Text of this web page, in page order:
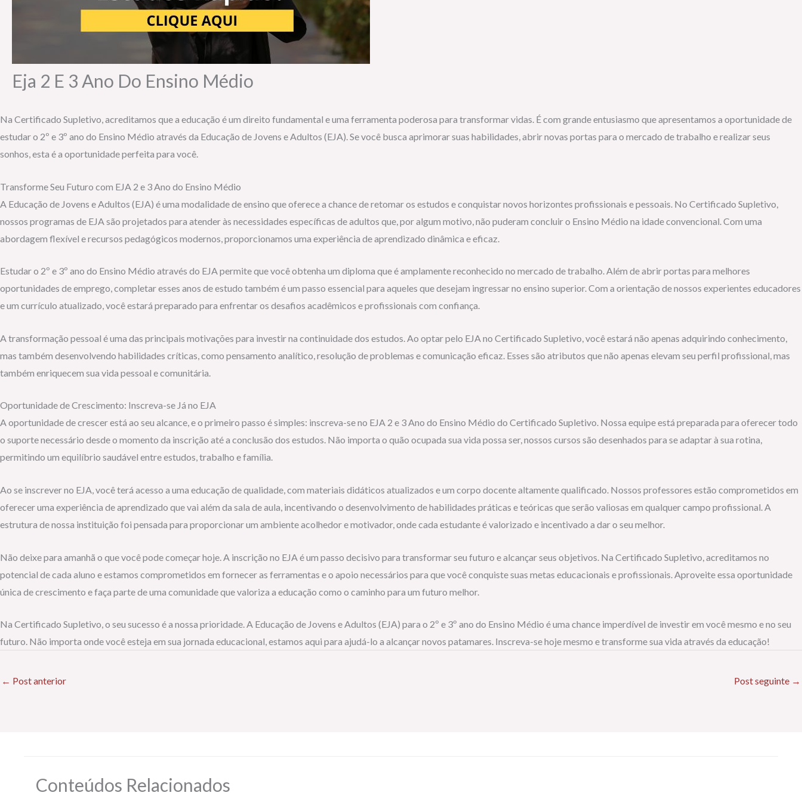
Eja 2 E 3 Ano Do Ensino Médio
Na Certificado Supletivo, acreditamos que a educação é um direito fundamental e uma ferramenta poderosa para transformar vidas. É com grande entusiasmo que apresentamos a oportunidade de
estudar o 2º e 3º ano do Ensino Médio através da Educação de Jovens e Adultos (EJA). Se você busca aprimorar suas habilidades, abrir novas portas para o mercado de trabalho e realizar seus
sonhos, esta é a oportunidade perfeita para você.
Transforme Seu Futuro com EJA 2 e 3 Ano do Ensino Médio
A Educação de Jovens e Adultos (EJA) é uma modalidade de ensino que oferece a chance de retomar os estudos e conquistar novos horizontes profissionais e pessoais. No Certificado Supletivo,
nossos programas de EJA são projetados para atender às necessidades específicas de adultos que, por algum motivo, não puderam concluir o Ensino Médio na idade convencional. Com uma
abordagem flexível e recursos pedagógicos modernos, proporcionamos uma experiência de aprendizado dinâmica e eficaz.
Estudar o 2º e 3º ano do Ensino Médio através do EJA permite que você obtenha um diploma que é amplamente reconhecido no mercado de trabalho. Além de abrir portas para melhores
oportunidades de emprego, completar esses anos de estudo também é um passo essencial para aqueles que desejam ingressar no ensino superior. Com a orientação de nossos experientes educadores
e um currículo atualizado, você estará preparado para enfrentar os desafios acadêmicos e profissionais com confiança.
A transformação pessoal é uma das principais motivações para investir na continuidade dos estudos. Ao optar pelo EJA no Certificado Supletivo, você estará não apenas adquirindo conhecimento,
mas também desenvolvendo habilidades críticas, como pensamento analítico, resolução de problemas e comunicação eficaz. Esses são atributos que não apenas elevam seu perfil profissional, mas
também enriquecem sua vida pessoal e comunitária.
Oportunidade de Crescimento: Inscreva-se Já no EJA
A oportunidade de crescer está ao seu alcance, e o primeiro passo é simples: inscreva-se no EJA 2 e 3 Ano do Ensino Médio do Certificado Supletivo. Nossa equipe está preparada para oferecer todo
o suporte necessário desde o momento da inscrição até a conclusão dos estudos. Não importa o quão ocupada sua vida possa ser, nossos cursos são desenhados para se adaptar à sua rotina,
permitindo um equilíbrio saudável entre estudos, trabalho e família.
Ao se inscrever no EJA, você terá acesso a uma educação de qualidade, com materiais didáticos atualizados e um corpo docente altamente qualificado. Nossos professores estão comprometidos em
oferecer uma experiência de aprendizado que vai além da sala de aula, incentivando o desenvolvimento de habilidades práticas e teóricas que serão valiosas em qualquer campo profissional. A
estrutura de nossa instituição foi pensada para proporcionar um ambiente acolhedor e motivador, onde cada estudante é valorizado e incentivado a dar o seu melhor.
Não deixe para amanhã o que você pode começar hoje. A inscrição no EJA é um passo decisivo para transformar seu futuro e alcançar seus objetivos. Na Certificado Supletivo, acreditamos no
potencial de cada aluno e estamos comprometidos em fornecer as ferramentas e o apoio necessários para que você conquiste suas metas educacionais e profissionais. Aproveite essa oportunidade
única de crescimento e faça parte de uma comunidade que valoriza a educação como o caminho para um futuro melhor.
Na Certificado Supletivo, o seu sucesso é a nossa prioridade. A Educação de Jovens e Adultos (EJA) para o 2º e 3º ano do Ensino Médio é uma chance imperdível de investir em você mesmo e no seu
futuro. Não importa onde você esteja em sua jornada educacional, estamos aqui para ajudá-lo a alcançar novos patamares. Inscreva-se hoje mesmo e transforme sua vida através da educação!
← Post anterior Post seguinte →
Conteúdos Relacionados